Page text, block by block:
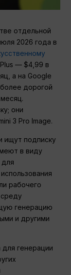
отдельной
2026 года в
— $4,99 в
а на Google
дорогой
они
3 Pro Image.
ищут подписку
в виду
для
рабочего
генерацию
и другими
генерации